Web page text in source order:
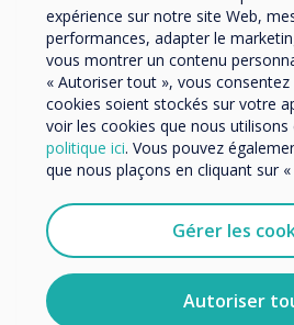
Blog |
expérience sur notre site Web,
performances, adapter le
vous montrer un contenu
« Autoriser tout », vous
cookies soient stockés sur votre
voir les cookies que nous utilisons
politique ici. Vous pouvez
que nous plaçons en cliquant sur
Gérer les
Autoriser
Organisation Name
Nous aimerions vous contacter
et services par e-mail, téléphone
J'accepte de recevoir des
Clevertouch.
Vous pouvez vous désabonner
tout moment. Consultez notre
pour en savoir plus sur nos
désabonnement, nos politiques
notre engagement vis-à-vis de la
de la vie privée.